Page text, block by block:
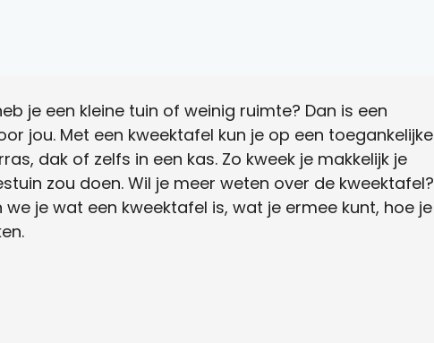
je een kleine tuin of weinig ruimte? Dan is een
jou. Met een kweektafel kun je op een toegankelijke
dak of zelfs in een kas. Zo kweek je makkelijk je
zou doen. Wil je meer weten over de kweektafel?
je wat een kweektafel is, wat je ermee kunt, hoe je